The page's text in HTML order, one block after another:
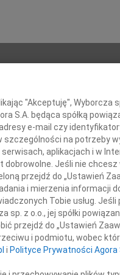
Imię i
INNE
Marian
Z
Dnia
W dniu
Jerzy
W
"Akceptuję", Wyborcza
S.A. będąca spółką
e-mail czy
na potrzeby
aplikacjach i w
Jeśli nie
przejdź do „Ustawień
i mierzenia informacji
Tobie usług.
z o.o., jej spółki
przejdź do „Ustawień
i podmiotu, wobec
i Polityce Prywatności Agora